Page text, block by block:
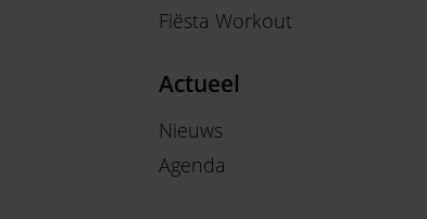
Fiësta Workout
Actueel
Nieuws
Agenda